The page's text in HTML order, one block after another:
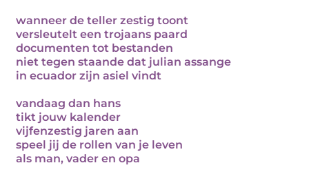
wanneer de teller zestig toont
versleutelt een trojaans paard
documenten tot bestanden
niet tegen staande dat julian assange
in ecuador zijn asiel vindt
vandaag dan hans
tikt jouw kalender
vijfenzestig jaren aan
speel jij de rollen van je leven
als man, vader en opa